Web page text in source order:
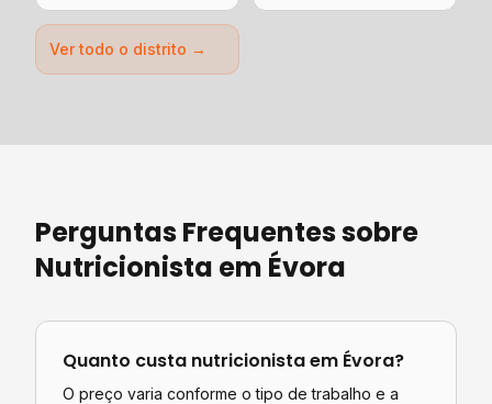
Ver todo o distrito →
Perguntas Frequentes sobre
Nutricionista em Évora
Quanto custa nutricionistaem Évora?
O preço varia conforme o tipo de trabalho e a